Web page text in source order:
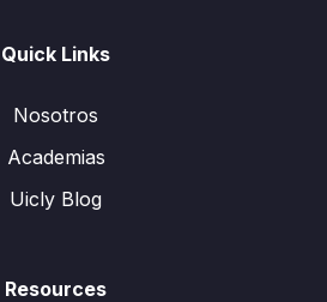
Quick Links
Nosotros
Academias
Uicly Blog
Resources